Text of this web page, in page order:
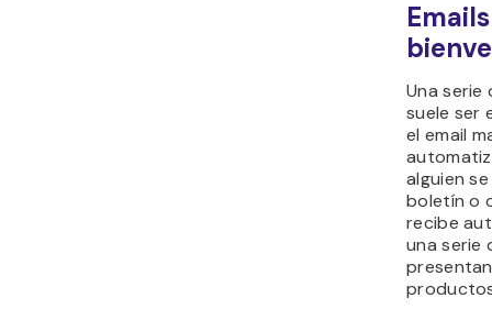
Una serie
suele ser
el email
alguien
boletín o
recibe
una serie